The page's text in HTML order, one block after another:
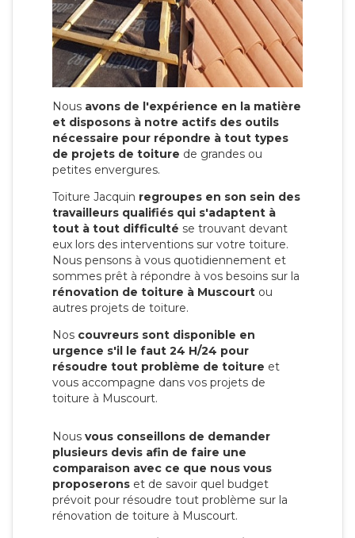
Nous avons de l'expérience en la matière
et disposons à notre actifs des outils
nécessaire pour répondre à tout types
de projets de toiture de grandes ou
petites envergures.
Toiture Jacquin regroupes en son sein des
travailleurs qualifiés qui s'adaptent à
tout à tout difficulté se trouvant devant
eux lors des interventions sur votre toiture.
Nous pensons à vous quotidiennement et
sommes prêt à répondre à vos besoins sur la
rénovation de toiture à Muscourt ou
autres projets de toiture.
Nos couvreurs sont disponible en
urgence s'il le faut 24 H/24 pour
résoudre tout problème de toiture et
vous accompagne dans vos projets de
toiture à Muscourt.
Nous vous conseillons de demander
plusieurs devis afin de faire une
comparaison avec ce que nous vous
proposerons et de savoir quel budget
prévoit pour résoudre tout problème sur la
rénovation de toiture à Muscourt.